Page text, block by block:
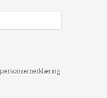
personvernerklæring